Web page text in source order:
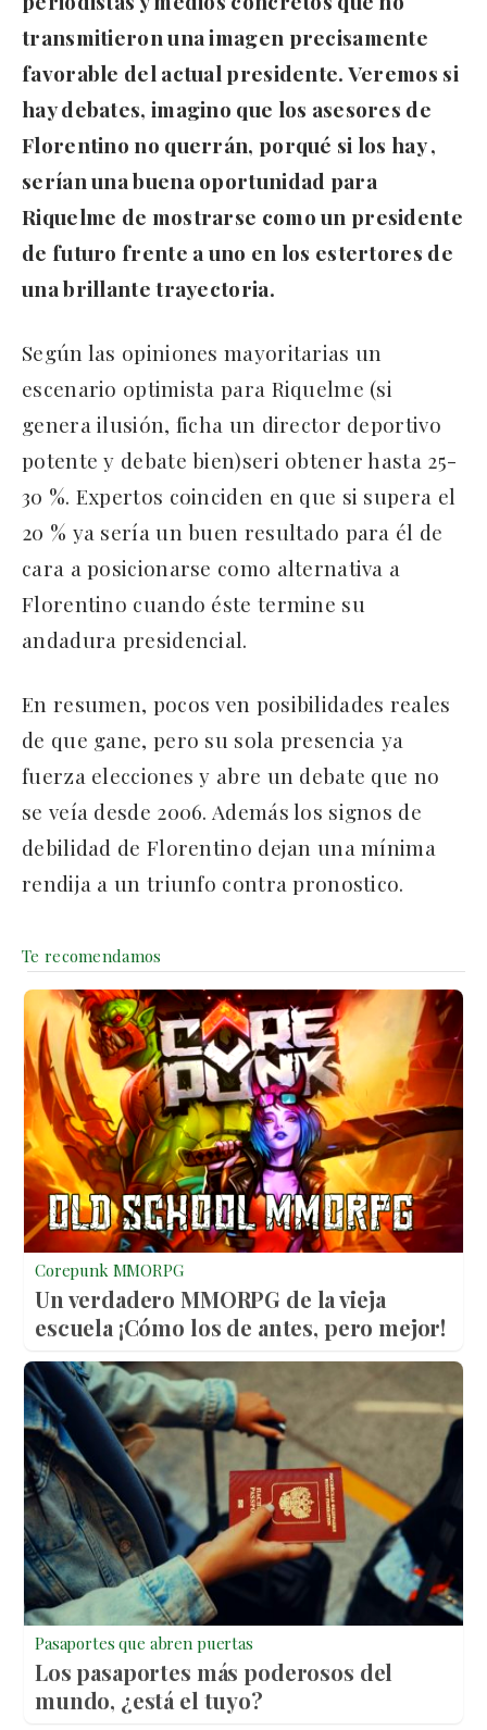
transmitieron una imagen precisamente
favorable del actual presidente. Veremos si
hay debates, imagino que los asesores de
Florentino no querrán, porqué si los hay ,
serían una buena oportunidad para
Riquelme de mostrarse como un presidente
de futuro frente a uno en los estertores de
una brillante trayectoria.
Según las opiniones mayoritarias un
escenario optimista para Riquelme (si
genera ilusión, ficha un director deportivo
potente y debate bien)seri obtener hasta 25-
30 %. Expertos coinciden en que si supera el
20 % ya sería un buen resultado para él de
cara a posicionarse como alternativa a
Florentino cuando éste termine su
andadura presidencial.
En resumen, pocos ven posibilidades reales
de que gane, pero su sola presencia ya
fuerza elecciones y abre un debate que no
se veía desde 2006. Además los signos de
debilidad de Florentino dejan una mínima
rendija a un triunfo contra pronostico.
Corepunk MMORPG
Un verdadero MMORPG de la vieja
escuela ¡Cómo los de antes, pero mejor!
Pasaportes que abren puertas
Los pasaportes más poderosos del
mundo, ¿está el tuyo?